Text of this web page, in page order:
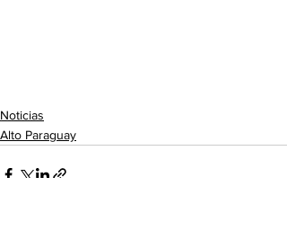
Noticias
Alto Paraguay